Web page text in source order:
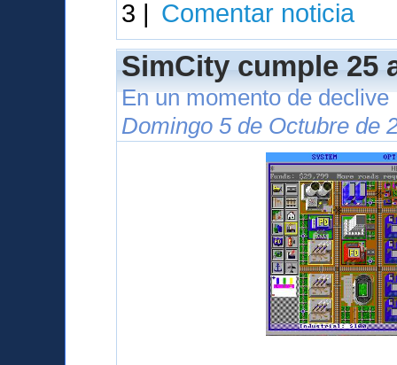
3 | Comentar noticia
SimCity cumple 25
En un momento de declive
Domingo 5 de Octubre de